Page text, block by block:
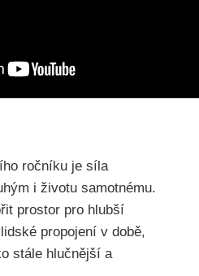
ročníku je síla
i životu samotnému.
prostor pro hlubší
propojení v době,
stále hlučnější a